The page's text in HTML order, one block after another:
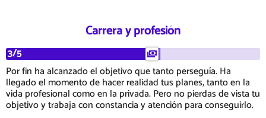
Carrera y profesión
3/5
Por fin ha alcanzado el objetivo que tanto perseguía. Ha
llegado el momento de hacer realidad tus planes, tanto en la
vida profesional como en la privada. Pero no pierdas de vista tu
objetivo y trabaja con constancia y atención para conseguirlo.